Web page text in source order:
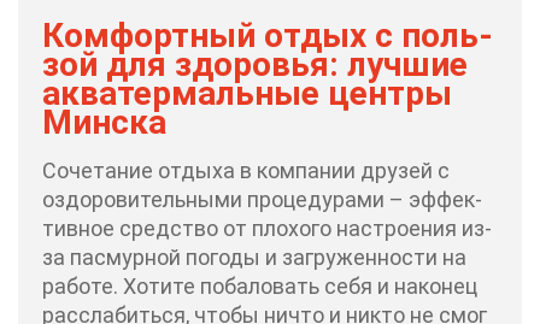
Ком­форт­ный от­дых с поль­
зой для здо­ро­вья: луч­шие
ак­ва­тер­маль­ные цен­тры
Мин­ска
Со­че­та­ние от­ды­ха в ком­па­нии дру­зей с
оздо­ро­ви­тель­ны­ми про­це­ду­ра­ми – эф­фек­
тив­ное сред­ство от пло­хо­го на­стро­е­ния из-
за пас­мур­ной по­го­ды и за­гру­жен­но­сти на
ра­бо­те. Хо­ти­те по­ба­ло­вать се­бя и на­ко­нец
рас­сла­бить­ся, что­бы ни­что и ни­кто не смог